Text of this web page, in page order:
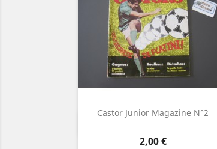
Castor Junior Magazine N°2
Prix
2,00 €